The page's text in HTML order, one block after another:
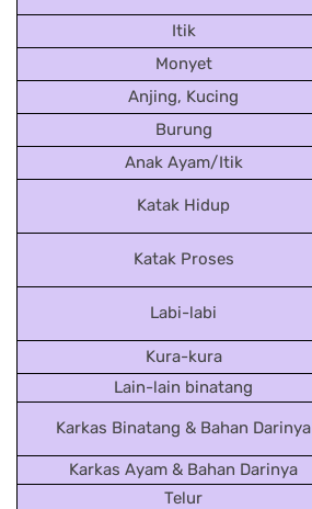
Itik
Monyet
Anjing, Kucing
Burung
Anak Ayam/Itik
Katak Hidup
Katak Proses
Labi-labi
Kura-kura
Lain-lain binatang
Karkas Binatang & Bahan Darinya
Karkas Ayam & Bahan Darinya
Telur